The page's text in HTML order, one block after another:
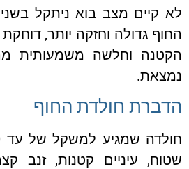
קיים מצב בוא ניתקל בשני
גדולה וחזקה יותר, דוחקת
וחלשה משמעותית
חולדת החוף
עיניים קטנות, זנב קצר